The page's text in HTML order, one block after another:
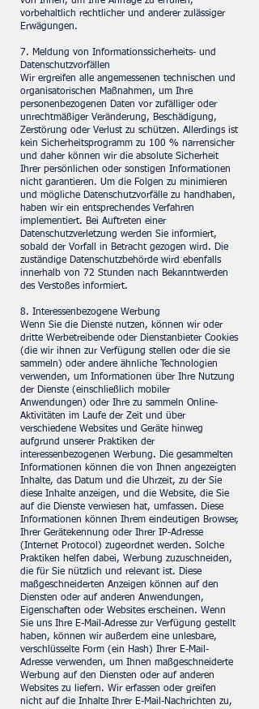
vorbehaltlich rechtlicher und anderer zulässiger
Erwägungen.
7. Meldung von Informationssicherheits- und
Datenschutzvorfällen
Wir ergreifen alle angemessenen technischen und
organisatorischen Maßnahmen, um Ihre
personenbezogenen Daten vor zufälliger oder
unrechtmäßiger Veränderung, Beschädigung,
Zerstörung oder Verlust zu schützen. Allerdings ist
kein Sicherheitsprogramm zu 100 % narrensicher
und daher können wir die absolute Sicherheit
Ihrer persönlichen oder sonstigen Informationen
nicht garantieren. Um die Folgen zu minimieren
und mögliche Datenschutzvorfälle zu handhaben,
haben wir ein entsprechendes Verfahren
implementiert. Bei Auftreten einer
Datenschutzverletzung werden Sie informiert,
sobald der Vorfall in Betracht gezogen wird. Die
zuständige Datenschutzbehörde wird ebenfalls
innerhalb von 72 Stunden nach Bekanntwerden
des Verstoßes informiert.
8. Interessenbezogene Werbung
Wenn Sie die Dienste nutzen, können wir oder
dritte Werbetreibende oder Dienstanbieter Cookies
(die wir ihnen zur Verfügung stellen oder die sie
sammeln) oder andere ähnliche Technologien
verwenden, um Informationen über Ihre Nutzung
der Dienste (einschließlich mobiler
Anwendungen) oder Ihre zu sammeln Online-
Aktivitäten im Laufe der Zeit und über
verschiedene Websites und Geräte hinweg
aufgrund unserer Praktiken der
interessenbezogenen Werbung. Die gesammelten
Informationen können die von Ihnen angezeigten
Inhalte, das Datum und die Uhrzeit, zu der Sie
diese Inhalte anzeigen, und die Website, die Sie
auf die Dienste verwiesen hat, umfassen. Diese
Informationen können Ihrem eindeutigen Browser,
Ihrer Gerätekennung oder Ihrer IP-Adresse
(Internet Protocol) zugeordnet werden. Solche
Praktiken helfen dabei, Werbung zuzuschneiden,
die für Sie nützlich und relevant ist. Diese
maßgeschneiderten Anzeigen können auf den
Diensten oder auf anderen Anwendungen,
Eigenschaften oder Websites erscheinen. Wenn
Sie uns Ihre E-Mail-Adresse zur Verfügung gestellt
haben, können wir außerdem eine unlesbare,
verschlüsselte Form (ein Hash) Ihrer E-Mail-
Adresse verwenden, um Ihnen maßgeschneiderte
Werbung auf den Diensten oder auf anderen
Websites zu liefern. Wir erfassen oder greifen
nicht auf die Inhalte Ihrer E-Mail-Nachrichten zu,